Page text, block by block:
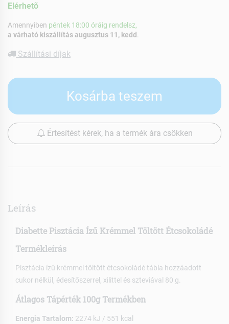
Elérhetõ
Amennyiben péntek 18:00 óráig rendelsz,
a várható kiszállítás augusztus 11, kedd
Szállítási díjak
Kosárba teszem
Értesítést kérek, ha a termék ára csökken
Leírás
Diabette Pisztácia Ízű Krémmel Töltött Étcsokoládé
Termékleírás
Pisztácia ízű krémmel töltött étcsokoládé tábla hozzáadott
cukor nélkül, édesítőszerrel, xilittel és szteviával 80 g.
Átlagos Tápérték 100g Termékben
Energia Tartalom: 2274 kJ / 551 kcal